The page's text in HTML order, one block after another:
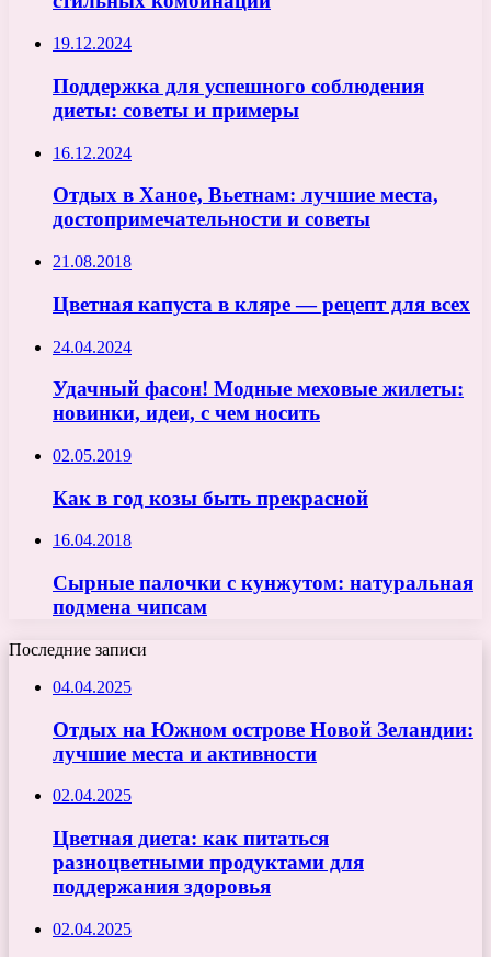
19.12.2024
Поддержка для успешного соблюдения
диеты: советы и примеры
16.12.2024
Отдых в Ханое, Вьетнам: лучшие места,
достопримечательности и советы
21.08.2018
Цветная капуста в кляре — рецепт для всех
24.04.2024
Удачный фасон! Модные меховые жилеты:
новинки, идеи, с чем носить
02.05.2019
Как в год козы быть прекрасной
16.04.2018
Сырные палочки с кунжутом: натуральная
подмена чипсам
Последние записи
04.04.2025
Отдых на Южном острове Новой Зеландии:
лучшие места и активности
02.04.2025
Цветная диета: как питаться
разноцветными продуктами для
поддержания здоровья
02.04.2025